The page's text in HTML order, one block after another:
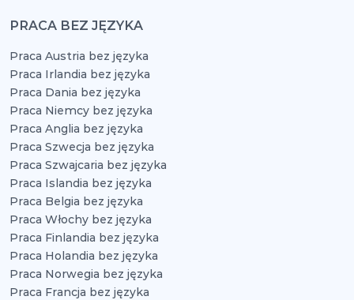
PRACA BEZ JĘZYKA
Praca Austria bez języka
Praca Irlandia bez języka
Praca Dania bez języka
Praca Niemcy bez języka
Praca Anglia bez języka
Praca Szwecja bez języka
Praca Szwajcaria bez języka
Praca Islandia bez języka
Praca Belgia bez języka
Praca Włochy bez języka
Praca Finlandia bez języka
Praca Holandia bez języka
Praca Norwegia bez języka
Praca Francja bez języka